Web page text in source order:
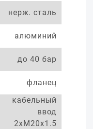
нерж. сталь
алюминий
до 40 бар
фланец
кабельный
ввод
2xM20x1.5